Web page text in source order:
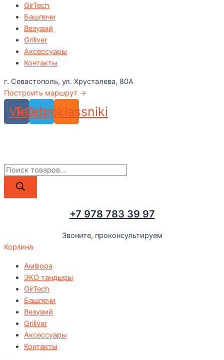
GirTech
Башпечи
Везувий
Grillver
Аксессуары
Контакты
г. Севастополь, ул. Хрусталева, 80А
Построить маршрут →
Vk
Telegram
Odnoklassniki
Поиск
товаров
+7 978 783 39 97
Звоните, проконсультируем
Корзина
Амфора
ЭКО тандыры
GirTech
Башпечи
Везувий
Grillver
Аксессуары
Контакты